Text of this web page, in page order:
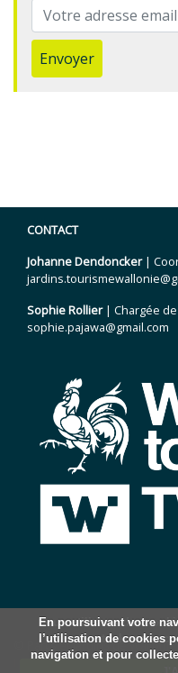
Envoyer
CONTACT
Johanne Dendoncker|
Sophie Rollier| Chargée de
sophie.pajawa@gmail.com
© Parcs et Jardins de
Mentions légales
Nous utilisons des
stockons
En poursuivant votre
l’utilisation de cookies
navigation et pour